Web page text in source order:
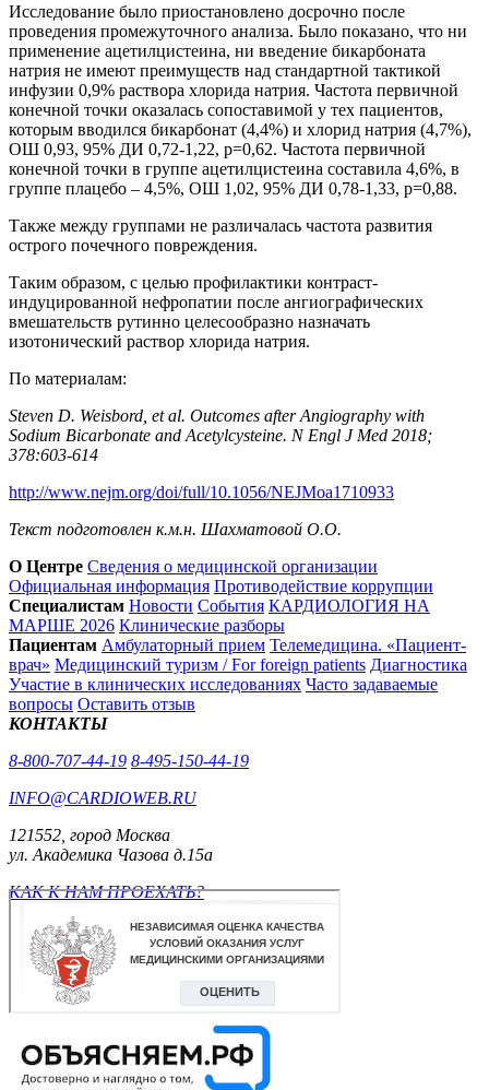
Исследование было приостановлено досрочно после
проведения промежуточного анализа. Было показано, что ни
применение ацетилцистеина, ни введение бикарбоната
натрия не имеют преимуществ над стандартной тактикой
инфузии 0,9% раствора хлорида натрия. Частота первичной
конечной точки оказалась сопоставимой у тех пациентов,
которым вводился бикарбонат (4,4%) и хлорид натрия (4,7%),
ОШ 0,93, 95% ДИ 0,72-1,22, р=0,62. Частота первичной
конечной точки в группе ацетилцистеина составила 4,6%, в
группе плацебо – 4,5%, ОШ 1,02, 95% ДИ 0,78-1,33, р=0,88.
Также между группами не различалась частота развития
острого почечного повреждения.
Таким образом, с целью профилактики контраст-
индуцированной нефропатии после ангиографических
вмешательств рутинно целесообразно назначать
изотонический раствор хлорида натрия.
По материалам:
Steven D. Weisbord, et al. Outcomes after Angiography with
Sodium Bicarbonate and Acetylcysteine. N Engl J Med 2018;
378:603-614
http://www.nejm.org/doi/full/10.1056/NEJMoa1710933
Текст подготовлен к.м.н. Шахматовой О.О.
О Центре Сведения о медицинской организации
Официальная информация Противодействие коррупции
Специалистам Новости События КАРДИОЛОГИЯ НА
МАРШЕ 2026 Клинические разборы
Пациентам Амбулаторный прием Телемедицина. «Пациент-
врач» Медицинский туризм / For foreign patients Диагностика
Участие в клинических исследованиях Часто задаваемые
вопросы Оставить отзыв
КОНТАКТЫ
8-800-707-44-19 8-495-150-44-19
INFO@CARDIOWEB.RU
121552, город Москва
ул. Академика Чазова д.15а
КАК К НАМ ПРОЕХАТЬ?